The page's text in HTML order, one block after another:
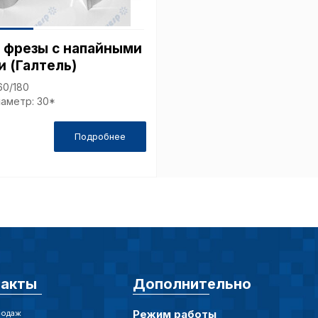
с напайными
(Галтель)
180
30*
Подробнее
Дополнительно
Режим работы
принимать меры по совершенствованию работы
пользователей.